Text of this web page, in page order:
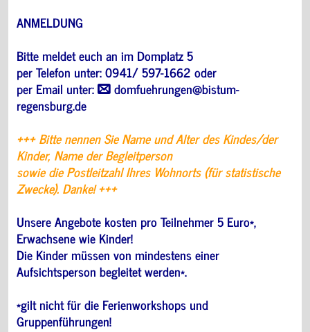
ANMELDUNG
Bitte meldet euch an im Domplatz 5
per Telefon unter: 0941/ 597-1662 oder
per Email unter:
domfuehrungen@bistum-
regensburg.de
+++ Bitte nennen Sie Name und Alter des Kindes/der
Kinder, Name der Begleitperson
sowie die Postleitzahl Ihres Wohnorts (für statistische
Zwecke). Danke! +++
Unsere Angebote kosten pro Teilnehmer 5 Euro*,
Erwachsene wie Kinder!
Die Kinder müssen von mindestens einer
Aufsichtsperson begleitet werden*.
*gilt nicht für die Ferienworkshops und
Gruppenführungen!